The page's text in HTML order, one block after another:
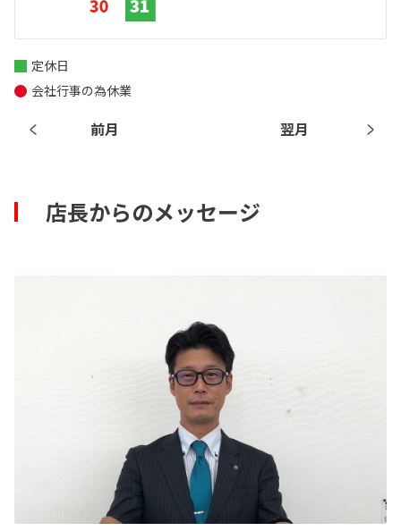
前月 翌月
定休日
会社行事の為休業
店長からのメッセージ